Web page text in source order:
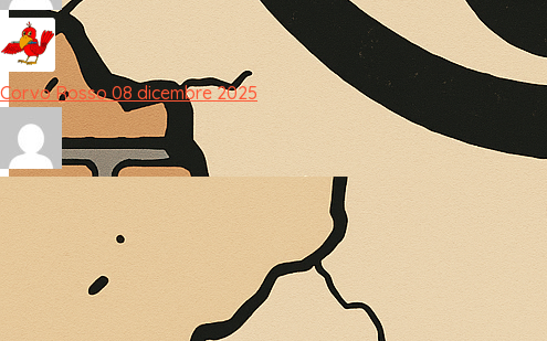
Corvo Rosso 08 dicembre 2025